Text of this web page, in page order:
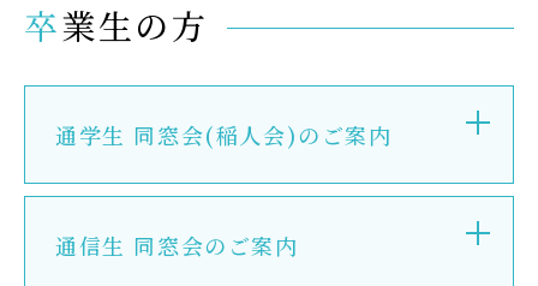
School Life
入学案内
入試イベント
卒業生の方
通学生 同窓会(稲人会)のご案内
通信生 同窓会のご案内